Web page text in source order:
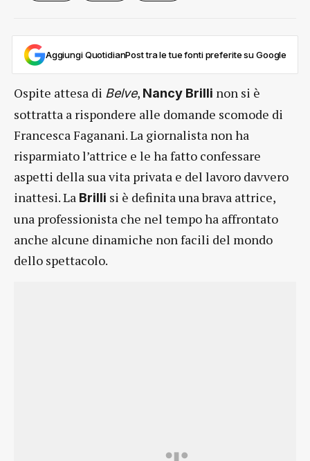
Aggiungi QuotidianPost tra le tue fonti preferite su Google
Ospite attesa di Belve, Nancy Brilli non si è
sottratta a rispondere alle domande scomode di
Francesca Faganani. La giornalista non ha
risparmiato l’attrice e le ha fatto confessare
aspetti della sua vita privata e del lavoro davvero
inattesi. La Brilli si è definita una brava attrice,
una professionista che nel tempo ha affrontato
anche alcune dinamiche non facili del mondo
dello spettacolo.